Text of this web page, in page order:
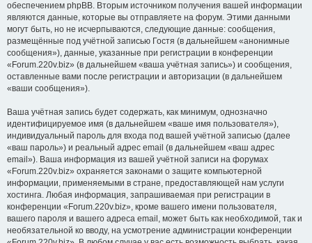
обеспечением phpBB. Вторым источником получения вашей информации
являются данные, которые вы отправляете на форум. Этими данными
могут быть, но не исчерпываются, следующие данные: сообщения,
размещённые под учётной записью Гостя (в дальнейшем «анонимные
сообщения»), данные, указанные при регистрации в конференции
«Forum.220v.biz» (в дальнейшем «ваша учётная запись») и сообщения,
оставленные вами после регистрации и авторизации (в дальнейшем
«ваши сообщения»).
Ваша учётная запись будет содержать, как минимум, однозначно
идентифицируемое имя (в дальнейшем «ваше имя пользователя»),
индивидуальный пароль для входа под вашей учётной записью (далее
«ваш пароль») и реальный адрес email (в дальнейшем «ваш адрес
email»). Ваша информация из вашей учётной записи на форумах
«Forum.220v.biz» охраняется законами о защите компьютерной
информации, применяемыми в стране, предоставляющей нам услуги
хостинга. Любая информация, запрашиваемая при регистрации в
конференции «Forum.220v.biz», кроме вашего имени пользователя,
вашего пароля и вашего адреса email, может быть как необходимой, так и
необязательной ко вводу, на усмотрение администрации конференции